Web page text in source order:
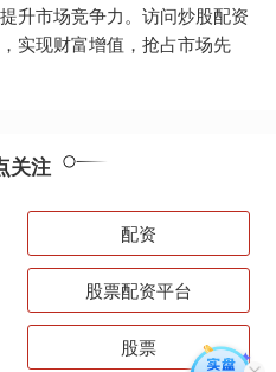
升市场竞争力。访问炒股配资
实现财富增值，抢占市场先
关注
配资
股票配资平台
股票